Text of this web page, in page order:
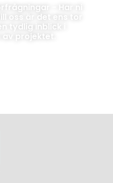
- Har ni
oss är det ens tor
tydlig inblick i
projektet.